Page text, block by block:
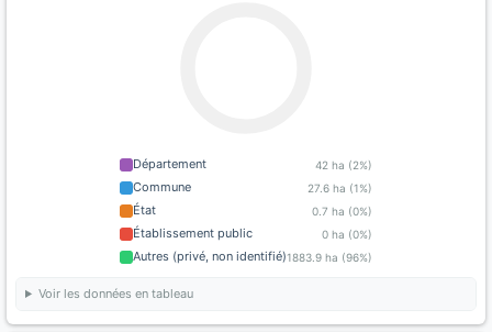
Département 42 ha (2%)
Commune 27.6 ha (1%)
État 0.7 ha (0%)
Établissement public 0 ha (0%)
Autres (privé, non identifié)1883.9 ha (96%)
Voir les données en tableau